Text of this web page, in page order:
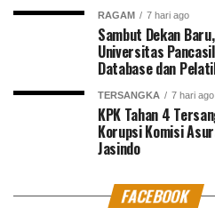
RAGAM 7 hari ago
Sambut Dekan
Universitas
Database dan
TERSANGKA 7 hari ago
KPK Tahan 4
Korupsi Komisi
Jasindo
FACEBOOK